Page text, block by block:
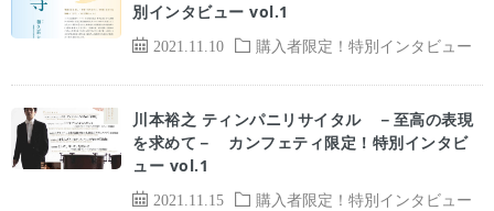
2021.11.10 購入者限定！特別インタビュー
別インタビュー vol.1
2021.11.15 購入者限定！特別インタビュー
川本裕之 ティンパニリサイタル －至高の表現
を求めて－ カンフェティ限定！特別インタビ
ュー vol.1